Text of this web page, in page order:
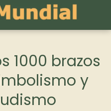
1000 brazos
y